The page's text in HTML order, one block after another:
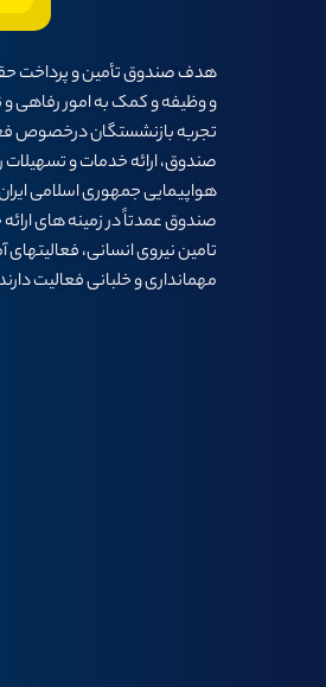
هدف صندوق تأمين و پرداخت
و وظيفه و كمک به امور رفاهی و
تجربه بازنشستگان درخصوص
صندوق، ارائه خدمات و
هواپيمايی جمهوری اسلامی
صندوق عمدتاً در زمینه های
تامین نیروی انسانی،
مهمانداری و خلبانی فعالیت